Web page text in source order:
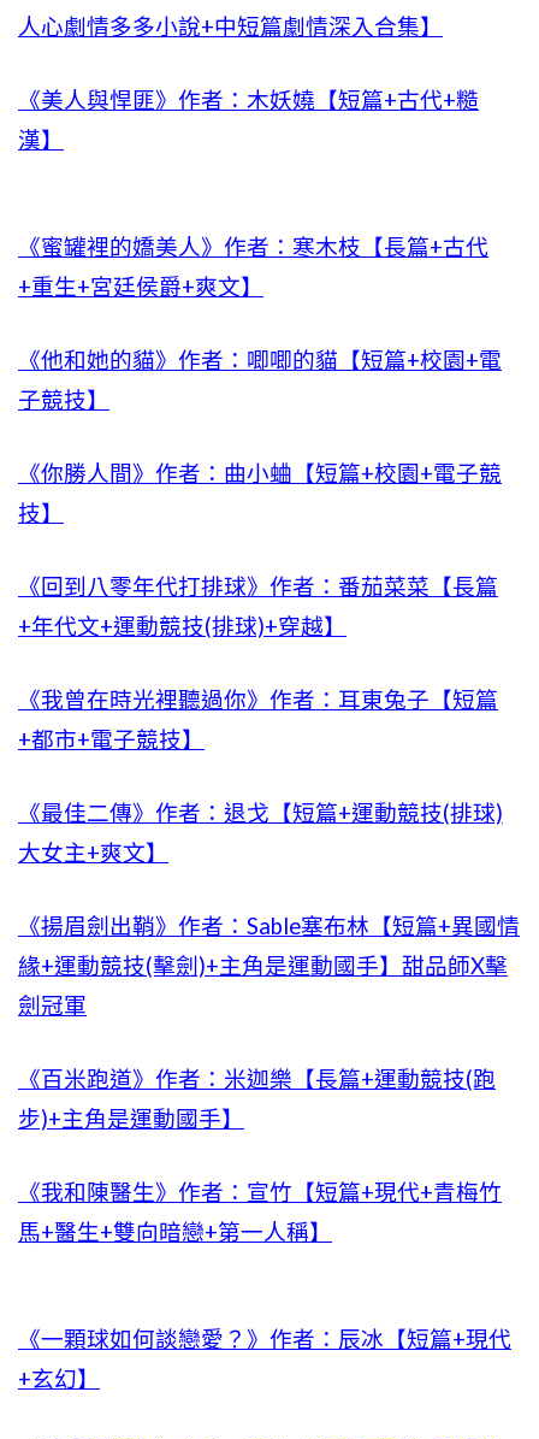
人心劇情多多小說+中短篇劇情深入合集】
《美人與悍匪》作者：木妖嬈【短篇+古代+糙
漢】
《蜜罐裡的嬌美人》作者：寒木枝【長篇+古代
+重生+宮廷侯爵+爽文】
《他和她的貓》作者：唧唧的貓【短篇+校園+電
子競技】
《你勝人間》作者：曲小蛐【短篇+校園+電子競
技】
《回到八零年代打排球》作者：番茄菜菜【長篇
+年代文+運動競技(排球)+穿越】
《我曾在時光裡聽過你》作者：耳東兔子【短篇
+都市+電子競技】
《最佳二傳》作者：退戈【短篇+運動競技(排球)
大女主+爽文】
《揚眉劍出鞘》作者：Sable塞布林【短篇+異國情
緣+運動競技(擊劍)+主角是運動國手】甜品師X擊
劍冠軍
《百米跑道》作者：米迦樂【長篇+運動競技(跑
步)+主角是運動國手】
《我和陳醫生》作者：宣竹【短篇+現代+青梅竹
馬+醫生+雙向暗戀+第一人稱】
《一顆球如何談戀愛？》作者：辰冰【短篇+現代
+玄幻】